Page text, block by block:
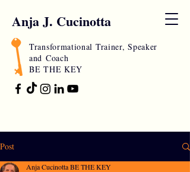
Anja J. Cucinotta
Transformational Trainer, Speaker
and Coach
BE THE KEY
Post
Anja Cucinotta BE THE KEY